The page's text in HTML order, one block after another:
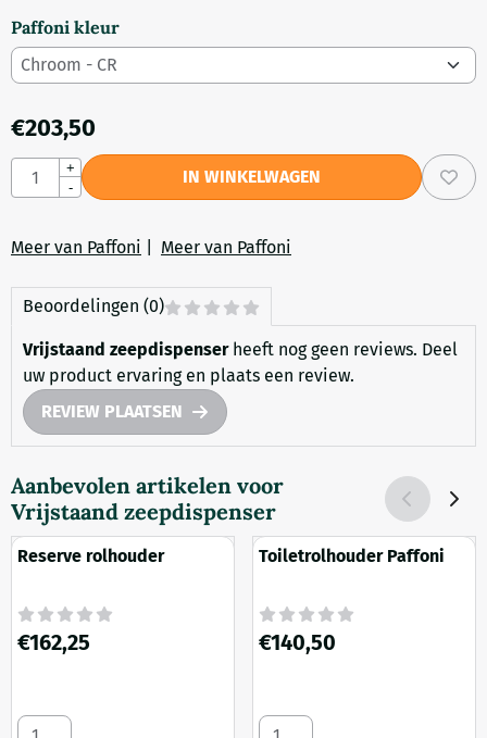
Paffoni kleur
€203,50
Aantal
+
-
IN WINKELWAGEN
Meer van Paffoni Meer van Paffoni
Beoordelingen (0)
Vrijstaand zeepdispenser heeft nog geen reviews. Deel
uw product ervaring en plaats een review.
REVIEW PLAATSEN
Aanbevolen artikelen voor
Vrijstaand zeepdispenser
Reserve rolhouder
Prijs: 162,25
€162,25
Aantal kiezen voor Reserve rolhouder
Toiletrolhouder Paffoni
Prijs: 140,50
€140,50
Aantal kiezen voor